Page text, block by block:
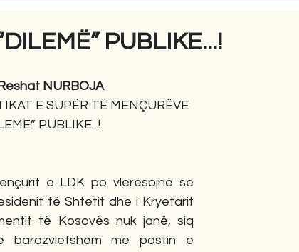
Tregime
PUBLIKE...!
NURBOJA
E SUPËR TË MENÇURËVE
PUBLIKE...!
e LDK po vlerësojnë se
të Shtetit dhe i Kryetarit
të Kosovës nuk janë, siq
barazvlefshëm me postin e